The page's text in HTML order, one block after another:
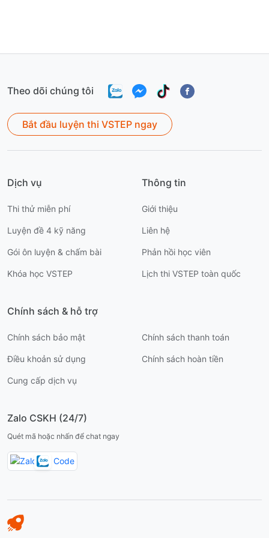
Theo dõi chúng tôi
Bắt đầu luyện thi VSTEP ngay
Dịch vụ
Thi thử miễn phí
Luyện đề 4 kỹ năng
Gói ôn luyện & chấm bài
Khóa học VSTEP
Thông tin
Giới thiệu
Liên hệ
Phản hồi học viên
Lịch thi VSTEP toàn quốc
Chính sách & hỗ trợ
Chính sách bảo mật
Điều khoản sử dụng
Cung cấp dịch vụ
Chính sách thanh toán
Chính sách hoàn tiền
Zalo CSKH (24/7)
Quét mã hoặc nhấn để chat ngay